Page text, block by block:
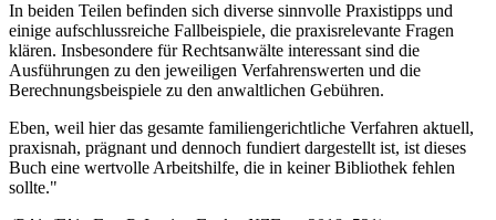
In beiden Teilen befinden sich diverse sinnvolle Praxistipps und
einige aufschlussreiche Fallbeispiele, die praxisrelevante Fragen
klären. Insbesondere für Rechtsanwälte interessant sind die
Ausführungen zu den jeweiligen Verfahrenswerten und die
Berechnungsbeispiele zu den anwaltlichen Gebühren.
Eben, weil hier das gesamte familiengerichtliche Verfahren aktuell,
praxisnah, prägnant und dennoch fundiert dargestellt ist, ist dieses
Buch eine wertvolle Arbeitshilfe, die in keiner Bibliothek fehlen
sollte."